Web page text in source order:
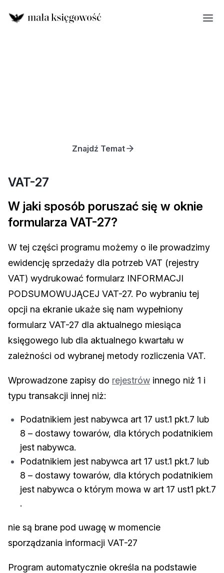
Znajdź Temat
VAT-27
W jaki sposób poruszać się w oknie
formularza VAT-27?
W tej części programu możemy o ile prowadzimy
ewidencję sprzedaży dla potrzeb VAT (rejestry
VAT) wydrukować formularz INFORMACJI
PODSUMOWUJĄCEJ VAT-27. Po wybraniu tej
opcji na ekranie ukaże się nam wypełniony
formularz VAT-27 dla aktualnego miesiąca
księgowego lub dla aktualnego kwartału w
zależności od wybranej metody rozliczenia VAT.
Wprowadzone zapisy do rejestrów innego niż 1 i
typu transakcji innej niż:
Podatnikiem jest nabywca art 17 ust.1 pkt.7 lub
8 – dostawy towarów, dla których podatnikiem
jest nabywca.
Podatnikiem jest nabywca art 17 ust.1 pkt.7 lub
8 – dostawy towarów, dla których podatnikiem
jest nabywca o którym mowa w art 17 ust1 pkt.7
.
nie są brane pod uwagę w momencie
sporządzania informacji VAT-27
Program automatycznie określa na podstawie